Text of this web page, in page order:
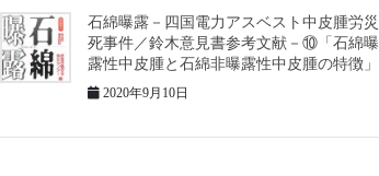
石綿曝露－四国電力アスベスト中皮腫労災
死事件／鈴木意見書参考文献－⑩「石綿曝
露性中皮腫と石綿非曝露性中皮腫の特徴」
2020年9月10日